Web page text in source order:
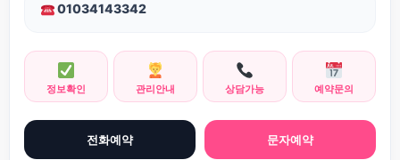
01034143342
정보확인 관리안내 상담가능 예약문의
전화예약 문자예약